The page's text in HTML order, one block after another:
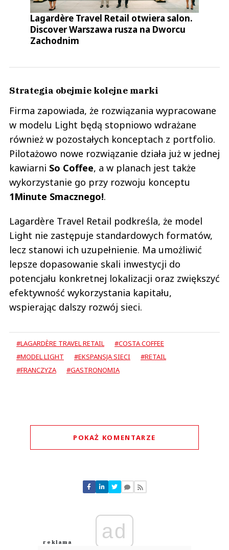
Lagardère Travel Retail otwiera salon.
Discover Warszawa rusza na Dworcu
Zachodnim
Strategia obejmie kolejne marki
Firma zapowiada, że rozwiązania wypracowane
w modelu Light będą stopniowo wdrażane
również w pozostałych konceptach z portfolio.
Pilotażowo nowe rozwiązanie działa już w jednej
kawiarni So Coffee, a w planach jest także
wykorzystanie go przy rozwoju konceptu
1Minute Smacznego!.
Lagardère Travel Retail podkreśla, że model
Light nie zastępuje standardowych formatów,
lecz stanowi ich uzupełnienie. Ma umożliwić
lepsze dopasowanie skali inwestycji do
potencjału konkretnej lokalizacji oraz zwiększyć
efektywność wykorzystania kapitału,
wspierając dalszy rozwój sieci.
#LAGARDÈRE TRAVEL RETAIL
#COSTA COFFEE
#MODEL LIGHT
#EKSPANSJA SIECI
#RETAIL
#FRANCZYZA
#GASTRONOMIA
POKAŻ KOMENTARZE
Nie znaleziono komentarzy
Zostaw swoje komentarze
Anuluj
ad